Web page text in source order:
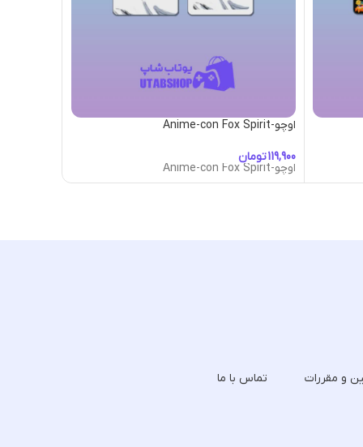
اوچو-Anime-con Fox Spirit
تومان
اوچو-Anime-con Fox Spirit
و مقررات تماس با ما